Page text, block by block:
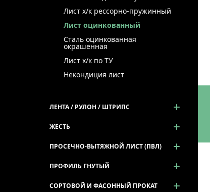
Лист х/к рессорно-пружинный
Лист оцинкованный
Сталь оцинкованная
окрашенная
Лист х/к по ТУ
Некондиция лист
ЛЕНТА / РУЛОН / ШТРИПС
ЖЕСТЬ
ПРОСЕЧНО-ВЫТЯЖНОЙ ЛИСТ (ПВЛ)
ПРОФИЛЬ ГНУТЫЙ
СОРТОВОЙ И ФАСОННЫЙ ПРОКАТ